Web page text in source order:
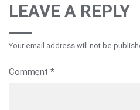
LEAVE A REPLY
Your email address will not be
Comment *